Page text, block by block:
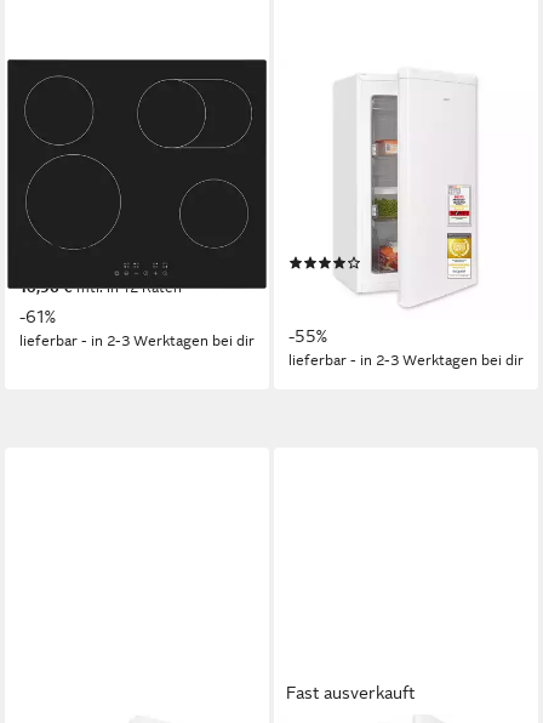
EXQUISIT
Elektro-Kochfeld EKC601-BZ-
490
59 x 6,4 x 52 cm
4
Anzahl Kochzonen
rahmenlos
Rahmen
(1)
UVP309,00 €
10,96 €mtl. in 12 Raten
-61%
lieferbar - in 2-3 Werktagen bei dir
EXQUISIT
Gefrierschrank GS5111-330E
Kapazität Gefrieren
Betriebsgeräusch
Produktdatenblatt
(17)
179,95 € UVP
mtl. in 12 Raten
-55%
lieferbar - in 2-3 Werktagen bei dir
Fast ausverkauft